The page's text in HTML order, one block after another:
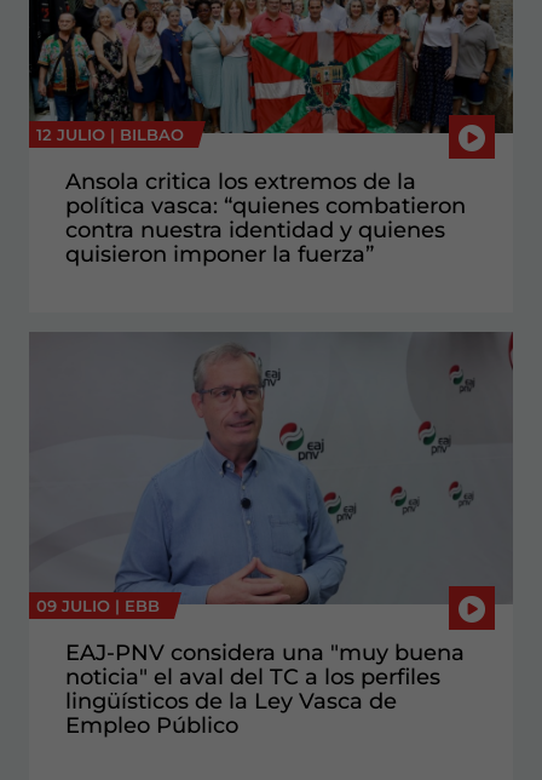
12 JULIO | BILBAO
Ansola critica los extremos de la
política vasca: “quienes combatieron
contra nuestra identidad y quienes
quisieron imponer la fuerza”
09 JULIO | EBB
EAJ-PNV considera una "muy buena
noticia" el aval del TC a los perfiles
lingüísticos de la Ley Vasca de
Empleo Público